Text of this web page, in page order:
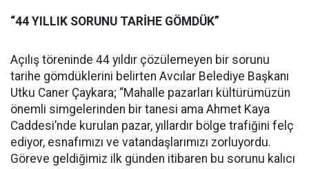
“44 YILLIK SORUNU TARİHE GÖMDÜK”
Açılış töreninde 44 yıldır çözülemeyen bir sorunu
tarihe gömdüklerini belirten Avcılar Belediye Başkanı
Utku Caner Çaykara; “Mahalle pazarları kültürümüzün
önemli simgelerinden bir tanesi ama Ahmet Kaya
Caddesi’nde kurulan pazar, yıllardır bölge trafiğini felç
ediyor, esnafımızı ve vatandaşlarımızı zorluyordu.
Göreve geldiğimiz ilk günden itibaren bu sorunu kalıcı